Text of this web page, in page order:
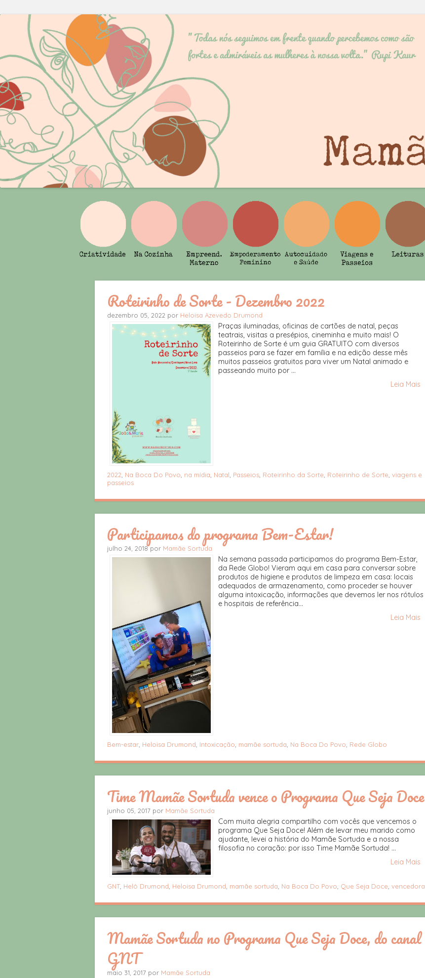
Roteirinho de Sorte - Dezembro 2022
dezembro 05, 2022 por Heloisa Azevedo Drumond
Praças iluminadas, oficinas de cartões de natal, peças
teatrais, visitas a presépios, cineminha e muito mais! O
Roteirinho de Sorte é um guia GRATUITO com diversos
passeios para se fazer em família e na edição desse mês
muitos passeios gratuitos para viver um Natal animado e
passeando muito por ...
Leia Mais
2022 Na Boca Do Povo na mídia Natal Passeios Roteirinho da Sorte Roteirinho de Sorte viagens e
passeios
Participamos do programa Bem-Estar!
julho 24, 2018 por Mamãe Sortuda
Na semana passada participamos do programa Bem-Estar,
da Rede Globo! Vieram aqui em casa para conversar sobre
produtos de higiene e produtos de limpeza em casa: locais
adequados de armazenamento, como proceder se houver
alguma intoxicação, informações que devemos ler nos rótulos
e hospitais de referência...
Leia Mais
Bem-estar Heloisa Drumond Intoxicação mamãe sortuda Na Boca Do Povo Rede Globo
Time Mamãe Sortuda vence o Programa Que Seja Doce
junho 05, 2017 por Mamãe Sortuda
Com muita alegria compartilho com vocês que vencemos o
programa Que Seja Doce! Além de levar meu marido como
ajudante, levei a história do Mamãe Sortuda e a nossa
filosofia no coração: por isso Time Mamãe Sortuda! ...
Leia Mais
GNT, Helô Drumond Heloisa Drumond mamãe sortuda Na Boca Do Povo Que Seja Doce vencedora
Mamãe Sortuda no Programa Que Seja Doce, do canal
GNT
maio 31, 2017 por Mamãe Sortuda